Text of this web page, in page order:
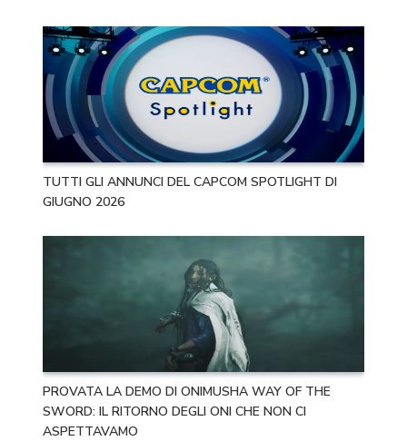
TUTTI GLI ANNUNCI DEL CAPCOM SPOTLIGHT DI
GIUGNO 2026
PROVATA LA DEMO DI ONIMUSHA WAY OF THE
SWORD: IL RITORNO DEGLI ONI CHE NON CI
ASPETTAVAMO